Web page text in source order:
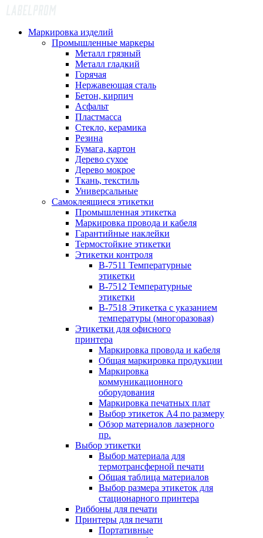
Маркировка изделий
Промышленные маркеры
Металл грязный
Металл гладкий
Горячая
Нержавеющая сталь
Бетон, кирпич
Асфальт
Пластмасса
Стекло, керамика
Резина
Бумага, картон
Дерево сухое
Дерево мокрое
Ткань, текстиль
Универсальные
Самоклеящиеся этикетки
Промышленная этикетка
Маркировка провода и кабеля
Гарантийные наклейки
Термостойкие этикетки
Этикетки контроля
B-7511 Температурные
этикетки
B-7512 Температурные
этикетки
B-7518 Этикетка с указанием
температуры (многоразовая)
Этикетки для офисного
принтера
Маркировка провода и кабеля
Общая маркировка продукции
Маркировка
коммуникационного
оборудования
Маркировка печатных плат
Выбор этикеток А4 по размеру
Обзор материалов лазерного
пр.
Выбор этикетки
Выбор материала для
термотрансферной печати
Общая таблица материалов
Выбор размера этикеток для
стационарного принтера
Риббоны для печати
Принтеры для печати
Портативные